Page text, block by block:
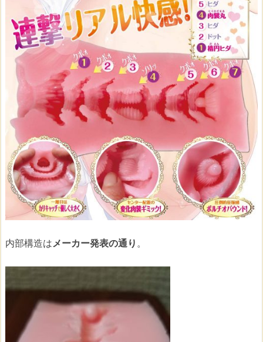
内部構造はメーカー発表の通り。